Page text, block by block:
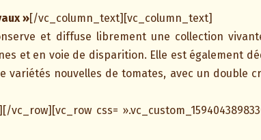
»[/vc_column_text][vc_column_text]
et diffuse librement une collection
et en voie de disparition. Elle est également
variétés nouvelles de tomates, avec un double
css=